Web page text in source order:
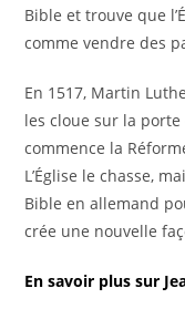
Bible et trouve que
comme vendre des
En 1517, Martin
les cloue sur la porte
commence la
L’Église le chasse,
Bible en allemand
crée une nouvelle
En savoir plus sur